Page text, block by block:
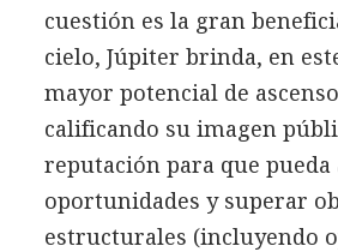
cuestión es la gran
cielo, Júpiter brinda, en
mayor potencial de
calificando su imagen
reputación para que
oportunidades y superar
estructurales (incluyendo